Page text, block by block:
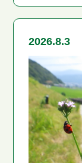
2026.8.3